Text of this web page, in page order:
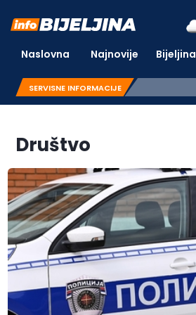
Naslovna Najnovije Bijeljina
SERVISNE INFORMACIJE
Društvo